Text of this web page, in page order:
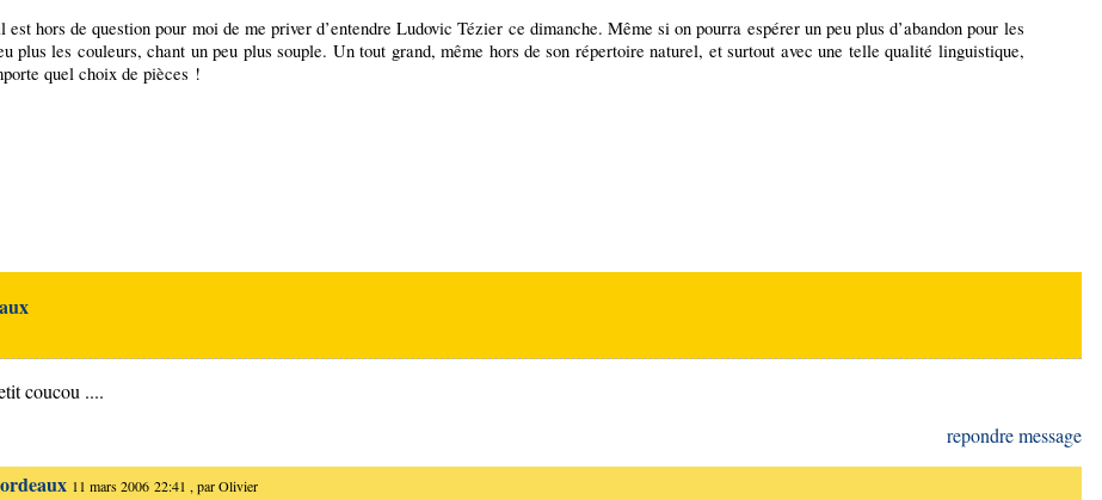
hors de question pour moi de me priver d’entendre Ludovic Tézier ce dimanche. Même si on pourra espérer un peu plus d’abandon pour les
plus les couleurs, chant un peu plus souple. Un tout grand, même hors de son répertoire naturel, et surtout avec une telle qualité linguistique,
quel choix de pièces !
coucou ....
repondre message
11 mars 2006 22:41 , parOlivier